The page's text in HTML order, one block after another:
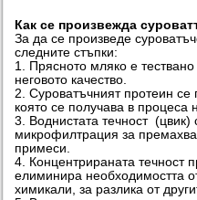
Как се произвежда
За да се произведе
следните стъпки:
1. Прясното мляко е
неговото качество.
2. Суроватъчният протеин се
която се получава в процеса
3. Воднистата течност
микрофилтрация за
примеси.
4. Концентрираната течност
елиминира необходимостта
химикали, за разлика от